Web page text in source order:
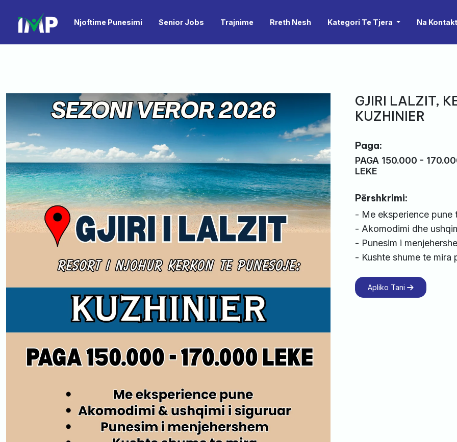
Njoftime Punesimi Senior Jobs Trajnime Rreth Nesh Kategori Te Tjera Na
GJIRI LALZIT,
KUZHINIER
Paga:
PAGA 150.000 -
LEKE
Përshkrimi:
- Me eksperience pune
- Akomodimi dhe
- Punesim i
- Kushte shume te mira
Apliko Tani